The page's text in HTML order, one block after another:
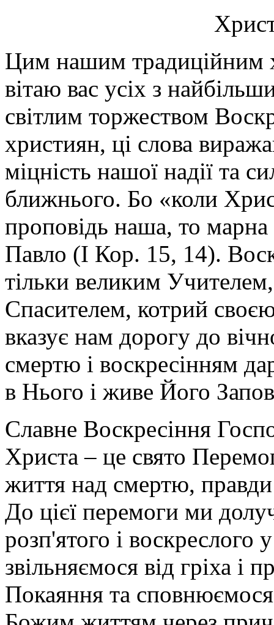
Цим нашим традиційним
вітаю вас усіх з
світлим торжеством
християн, ці слова
міцність нашої надії та
ближнього. Бо «коли
проповідь наша, то
Павло (І Кор. 15, 14).
тільки великим
Спасителем, котрий
вказує нам дорогу до
смертю і воскресінням
в Нього і живе Його
Славне Воскресіння
Христа – це свято
життя над смертю,
До цієї перемоги ми
розп'ятого і
звільняємося від гріха і
Покаяння та